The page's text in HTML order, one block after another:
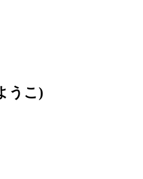
うこ)